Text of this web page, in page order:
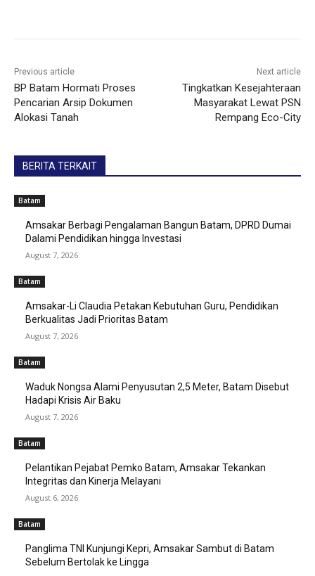
Previous article
BP Batam Hormati Proses
Pencarian Arsip Dokumen
Alokasi Tanah
Next article
Tingkatkan Kesejahteraan
Masyarakat Lewat PSN
Rempang Eco-City
BERITA TERKAIT
Batam
Amsakar Berbagi Pengalaman Bangun Batam, DPRD Dumai
Dalami Pendidikan hingga Investasi
August 7, 2026
Batam
Amsakar-Li Claudia Petakan Kebutuhan Guru, Pendidikan
Berkualitas Jadi Prioritas Batam
August 7, 2026
Batam
Waduk Nongsa Alami Penyusutan 2,5 Meter, Batam Disebut
Hadapi Krisis Air Baku
August 7, 2026
Batam
Pelantikan Pejabat Pemko Batam, Amsakar Tekankan
Integritas dan Kinerja Melayani
August 6, 2026
Batam
Panglima TNI Kunjungi Kepri, Amsakar Sambut di Batam
Sebelum Bertolak ke Lingga